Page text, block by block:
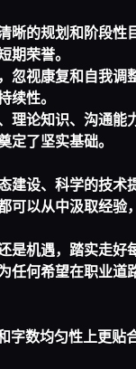
晰的规划和阶段性
期荣誉。
忽视康复和自我调
续性。
理论知识、沟通能
了坚实基础。
建设、科学的技术
可以从中汲取经验
是机遇，踏实走好
任何希望在职业道
数均匀性上更贴